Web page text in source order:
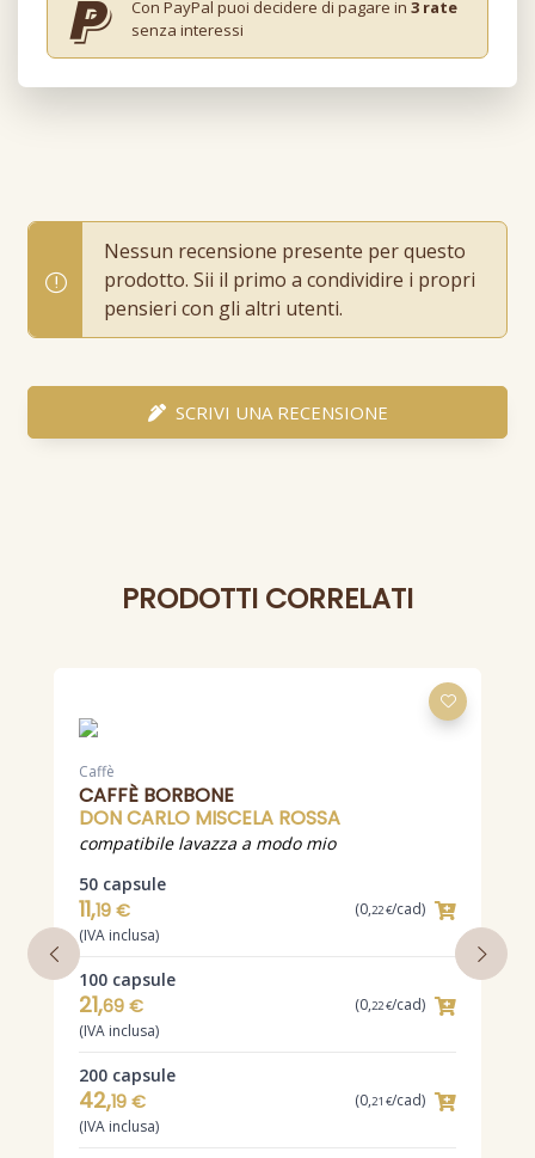
Con PayPal puoi decidere di pagare in 3 rate
senza interessi
Nessun recensione presente per questo
prodotto. Sii il primo a condividire i propri
pensieri con gli altri utenti.
SCRIVI UNA RECENSIONE
PRODOTTI CORRELATI
Caffè
CAFFÈ BORBONE
DON CARLO MISCELA ROSSA
compatibile lavazza a modo mio
50 capsule
11,19 € (0,22 €/cad)
(IVA inclusa)
100 capsule
21,69 € (0,22 €/cad)
(IVA inclusa)
200 capsule
42,19 € (0,21 €/cad)
(IVA inclusa)